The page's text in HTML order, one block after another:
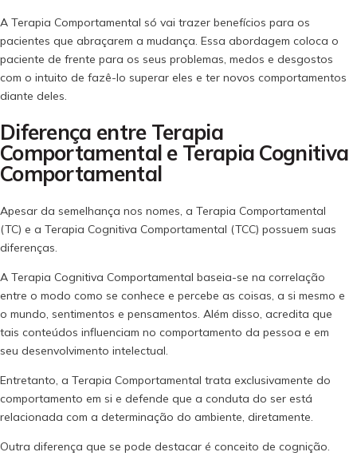
A Terapia Comportamental só vai trazer benefícios para os
pacientes que abraçarem a mudança. Essa abordagem coloca o
paciente de frente para os seus problemas, medos e desgostos
com o intuito de fazê-lo superar eles e ter novos comportamentos
diante deles.
Diferença entre Terapia
Comportamental e Terapia Cognitiva
Comportamental
Apesar da semelhança nos nomes, a Terapia Comportamental
(TC) e a Terapia Cognitiva Comportamental (TCC) possuem suas
diferenças.
A Terapia Cognitiva Comportamental baseia-se na correlação
entre o modo como se conhece e percebe as coisas, a si mesmo e
o mundo, sentimentos e pensamentos. Além disso, acredita que
tais conteúdos influenciam no comportamento da pessoa e em
seu desenvolvimento intelectual.
Entretanto, a Terapia Comportamental trata exclusivamente do
comportamento em si e defende que a conduta do ser está
relacionada com a determinação do ambiente, diretamente.
Outra diferença que se pode destacar é conceito de cognição.